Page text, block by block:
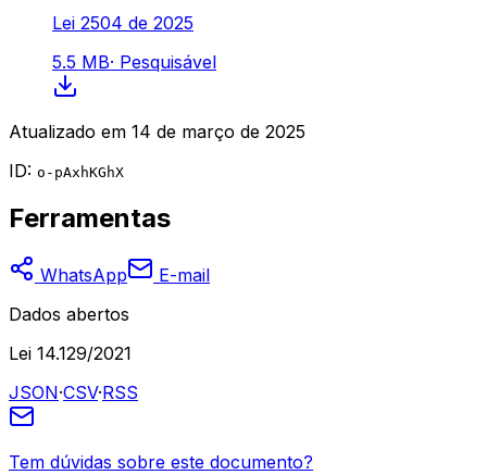
Lei 2504 de 2025
5.5 MB· Pesquisável
Atualizado em 14 de março de 2025
ID: o-pAxhKGhX
Ferramentas
WhatsApp
E-mail
Dados abertos
Lei 14.129/2021
JSON·CSV·RSS
Tem dúvidas sobre este documento?